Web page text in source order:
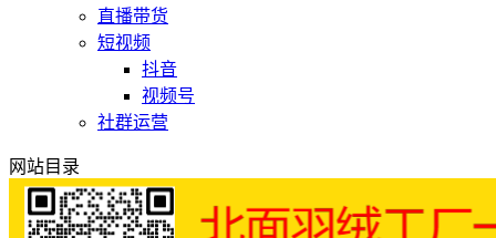
直播带货
短视频
抖音
视频号
社群运营
网站目录